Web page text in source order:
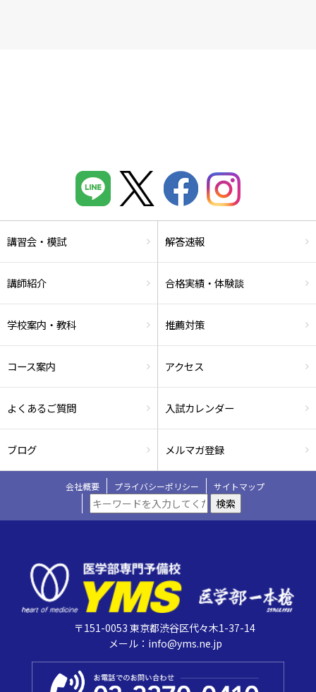
講習会・模試 解答速報
講師紹介 合格実績・体験談
学校案内・教科 推薦対策
コース案内 アクセス
よくあるご質問 入試カレンダー
ブログ メルマガ登録
会社概要 プライバシーポリシー サイトマップ
検索
〒151-0053 東京都渋谷区代々木1-37-14
メール：info@yms.ne.jp